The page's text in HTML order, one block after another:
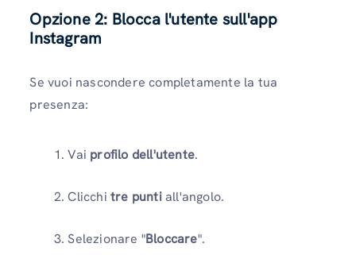
Opzione 2: Blocca l'utente sull'app
Instagram
Se vuoi nascondere completamente la tua
presenza:
Vai profilo dell'utente.
Clicchi tre puntiall'angolo.
Selezionare "Bloccare".